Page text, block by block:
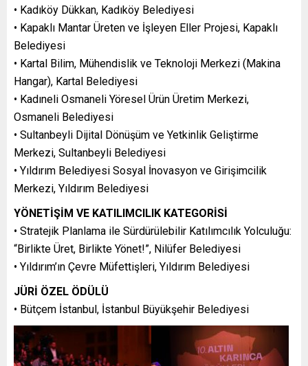
• Kadıköy Dükkan, Kadıköy Belediyesi
• Kapaklı Mantar Üreten ve İşleyen Eller Projesi, Kapaklı
Belediyesi
• Kartal Bilim, Mühendislik ve Teknoloji Merkezi (Makina
Hangar), Kartal Belediyesi
• Kadıneli Osmaneli Yöresel Ürün Üretim Merkezi,
Osmaneli Belediyesi
• Sultanbeyli Dijital Dönüşüm ve Yetkinlik Geliştirme
Merkezi, Sultanbeyli Belediyesi
• Yıldırım Belediyesi Sosyal İnovasyon ve Girişimcilik
Merkezi, Yıldırım Belediyesi
YÖNETİŞİM VE KATILIMCILIK KATEGORİSİ
• Stratejik Planlama ile Sürdürülebilir Katılımcılık Yolculuğu:
“Birlikte Üret, Birlikte Yönet!”, Nilüfer Belediyesi
• Yıldırım’ın Çevre Müfettişleri, Yıldırım Belediyesi
JÜRİ ÖZEL ÖDÜLÜ
• Bütçem İstanbul, İstanbul Büyükşehir Belediyesi